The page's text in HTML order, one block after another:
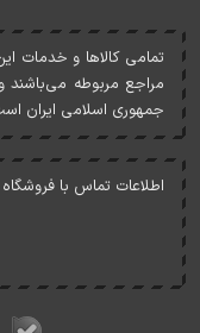
تمامی کالاها و خدمات
مراجع مربوطه می‌باشند
جمهوری اسلامی ايران
اطلاعات تماس با فروشگاه